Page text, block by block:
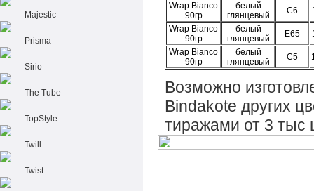
--- Majestic
--- Prisma
--- Sirio
--- The Tube
--- TopStyle
--- Twill
--- Twist
Wrap Bianco
90гр
белый
глянцевый
С6
Wrap Bianco
90гр
белый
глянцевый
Е65
Wrap Bianco
90гр
белый
глянцевый
С5
Возможно
Bindakote других
тиражами от 3 тыс